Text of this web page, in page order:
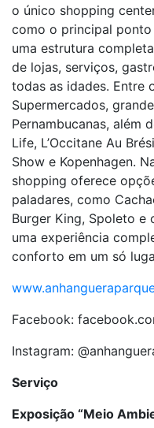
o único shopping
como o principal
uma estrutura
de lojas, serviços,
todas as idades. Entre
Supermercados,
Pernambucanas, além
Life, L’Occitane Au
Show e Kopenhagen.
shopping oferece
paladares, como
Burger King, Spoleto e
uma experiência
conforto em um só
Facebook:
Instagram:
Serviço
Exposição “Meio